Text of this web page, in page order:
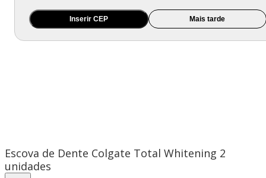
Inserir CEP Mais tarde
Escova de Dente Colgate Total Whitening 2
unidades